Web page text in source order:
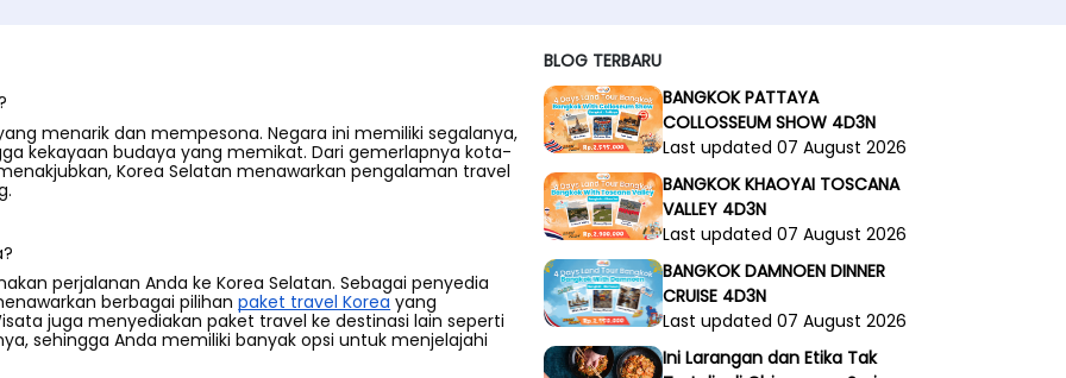
menarik dan mempesona. Negara ini memiliki segalanya,
kekayaan budaya yang memikat. Dari gemerlapnya kota-
Korea Selatan menawarkan pengalaman travel
perjalanan Anda ke Korea Selatan. Sebagai penyedia
berbagai pilihanpaket travel Korea yang
juga menyediakan paket travel ke destinasi lain seperti
sehingga Anda memiliki banyak opsi untuk menjelajahi
BLOG TERBARU
BANGKOK PATTAYA
COLLOSSEUM SHOW 4D3N
Last updated 07 August 2026
BANGKOK KHAOYAI TOSCANA
VALLEY 4D3N
Last updated 07 August 2026
BANGKOK DAMNOEN DINNER
CRUISE 4D3N
Last updated 07 August 2026
Ini Larangan dan Etika Tak